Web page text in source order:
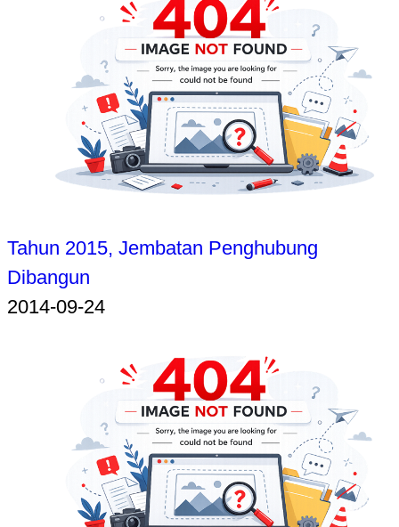
Tahun 2015, Jembatan Penghubung
Dibangun
2014-09-24